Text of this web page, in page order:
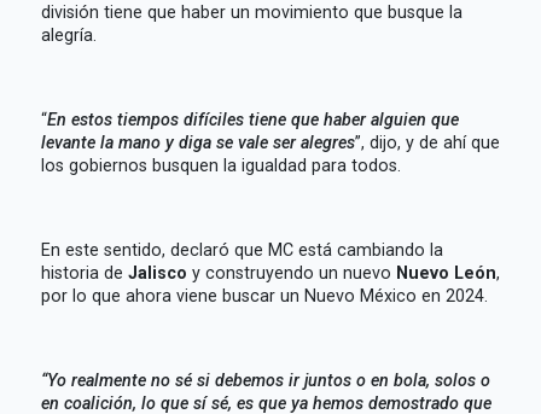
división tiene que haber un movimiento que busque la
alegría.
“En estos tiempos difíciles tiene que haber alguien que
levante la mano y diga se vale ser alegres”, dijo, y de ahí que
los gobiernos busquen la igualdad para todos.
En este sentido, declaró que MC está cambiando la
historia de Jalisco y construyendo un nuevo Nuevo León,
por lo que ahora viene buscar un Nuevo México en 2024.
“Yo realmente no sé si debemos ir juntos o en bola, solos o
en coalición, lo que sí sé, es que ya hemos demostrado que